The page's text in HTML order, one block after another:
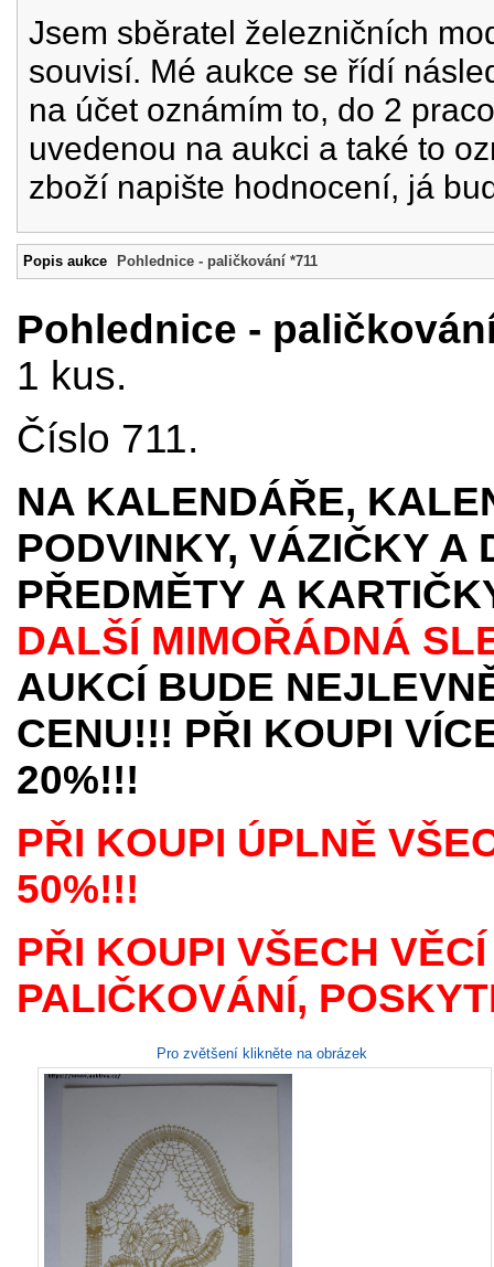
Jsem sběratel železničních
souvisí. Mé aukce se řídí
na účet oznámím to, do 2
uvedenou na aukci a také to
zboží napište hodnocení, já
Popis aukce Pohlednice - paličkování *711
Pohlednice -
1 kus.
Číslo 711.
NA KALENDÁŘE,
PODVINKY, VÁZIČKY A
PŘEDMĚTY A
DALŠÍ MIMOŘÁDNÁ
AUKCÍ BUDE
CENU!!! PŘI KOUPI
20%!!!
PŘI KOUPI ÚPLNĚ
50%!!!
PŘI KOUPI VŠECH
PALIČKOVÁNÍ,
Pro zvětšení klikněte na obrázek